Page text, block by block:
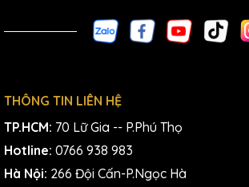
THÔNG TIN LIÊN HỆ
TP.HCM: 70 Lữ Gia -- P.Phú Thọ
Hotline: 0766 938 983
Hà Nội: 266 Đội Cấn-P.Ngọc Hà